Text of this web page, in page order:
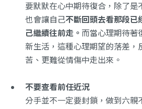
要默默在心中期待復合，除了是
也會讓自己不斷回頭去看那段已
己繼續往前走。 而當心理期待著
新生活，這種心理期望的落差，
苦、更難從情傷中走出來。
不要查看前任近況
分手並不一定要封鎖，做到六親